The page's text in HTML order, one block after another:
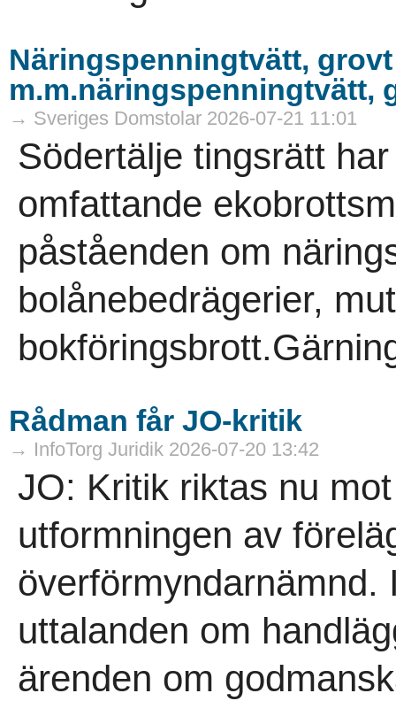
Näringspenningtvätt,
m.m.näringspenningtvätt,
→ Sveriges Domstolar 2026-07-21 11:01
Södertälje tingsrätt
omfattande
påståenden om
bolånebedrägerier,
Rådman får JO-kritik
→ InfoTorg Juridik 2026-07-20 13:42
JO: Kritik riktas nu
utformningen av
överförmyndarnämnd.
uttalanden om
ärenden om